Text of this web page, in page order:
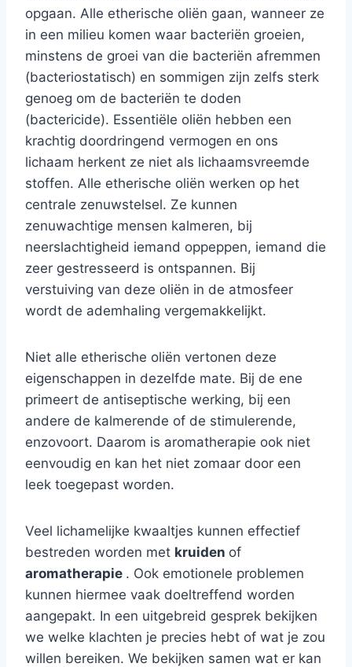
opgaan. Alle etherische oliën gaan, wanneer ze
in een milieu komen waar bacteriën groeien,
minstens de groei van die bacteriën afremmen
(bacteriostatisch) en sommigen zijn zelfs sterk
genoeg om de bacteriën te doden
(bactericide). Essentiële oliën hebben een
krachtig doordringend vermogen en ons
lichaam herkent ze niet als lichaamsvreemde
stoffen. Alle etherische oliën werken op het
centrale zenuwstelsel. Ze kunnen
zenuwachtige mensen kalmeren, bij
neerslachtigheid iemand oppeppen, iemand die
zeer gestresseerd is ontspannen. Bij
verstuiving van deze oliën in de atmosfeer
wordt de ademhaling vergemakkelijkt.
Niet alle etherische oliën vertonen deze
eigenschappen in dezelfde mate. Bij de ene
primeert de antiseptische werking, bij een
andere de kalmerende of de stimulerende,
enzovoort. Daarom is aromatherapie ook niet
eenvoudig en kan het niet zomaar door een
leek toegepast worden.
Veel lichamelijke kwaaltjes kunnen effectief
bestreden worden met kruiden of
aromatherapie . Ook emotionele problemen
kunnen hiermee vaak doeltreffend worden
aangepakt. In een uitgebreid gesprek bekijken
we welke klachten je precies hebt of wat je zou
willen bereiken. We bekijken samen wat er kan